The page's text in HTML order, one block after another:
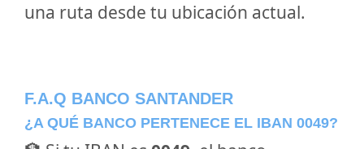
una ruta desde tu ubicación actual.
F.A.Q BANCO SANTANDER
¿A QUÉ BANCO PERTENECE EL IBAN 0049?